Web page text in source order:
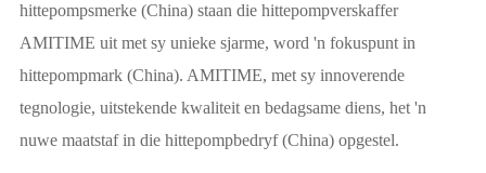
hittepompsmerke (China) staan die hittepompverskaffer
AMITIME uit met sy unieke sjarme, word 'n fokuspunt in
hittepompmark (China). AMITIME, met sy innoverende
tegnologie, uitstekende kwaliteit en bedagsame diens, het 'n
nuwe maatstaf in die hittepompbedryf (China) opgestel.